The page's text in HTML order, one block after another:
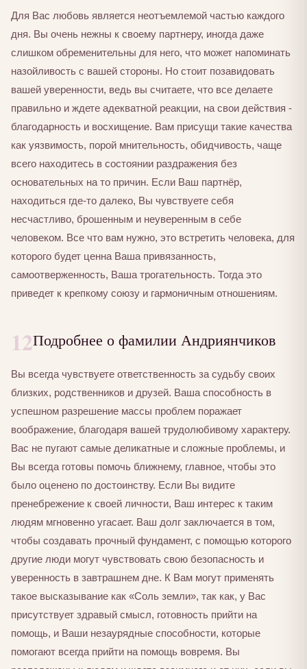
Для Вас любовь является неотъемлемой частью каждого
дня. Вы очень нежны к своему партнеру, иногда даже
слишком обременительны для него, что может напоминать
назойливость с вашей стороны. Но стоит позавидовать
вашей уверенности, ведь вы считаете, что все делаете
правильно и ждете адекватной реакции, на свои действия -
благодарность и восхищение. Вам присущи такие качества
как уязвимость, порой мнительность, обидчивость, чаще
всего находитесь в состоянии раздражения без
основательных на то причин. Если Ваш партнёр,
находиться где-то далеко, Вы чувствуете себя
несчастливо, брошенным и неуверенным в себе
человеком. Все что вам нужно, это встретить человека, для
которого будет ценна Ваша привязанность,
самоотверженность, Ваша трогательность. Тогда это
приведет к крепкому союзу и гармоничным отношениям.
12Подробнее о фамилии Андриянчиков
Вы всегда чувствуете ответственность за судьбу своих
близких, родственников и друзей. Ваша способность в
успешном разрешение массы проблем поражает
воображение, благодаря вашей трудолюбивому характеру.
Вас не пугают самые деликатные и сложные проблемы, и
Вы всегда готовы помочь ближнему, главное, чтобы это
было оценено по достоинству. Если Вы видите
пренебрежение к своей личности, Ваш интерес к таким
людям мгновенно угасает. Ваш долг заключается в том,
чтобы создавать прочный фундамент, с помощью которого
другие люди могут чувствовать свою безопасность и
уверенность в завтрашнем дне. К Вам могут применять
такое высказывание как «Соль земли», так как, у Вас
присутствует здравый смысл, готовность прийти на
помощь, и Ваши незаурядные способности, которые
помогают всегда прийти на помощь вовремя. Вы